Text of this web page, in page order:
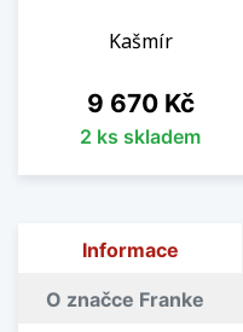
Kašmír
Cena
9 670 Kč
2 ks skladem
Informace
O značce Franke